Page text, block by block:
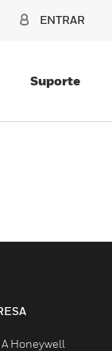
ENTRAR
Suporte
Honeywell